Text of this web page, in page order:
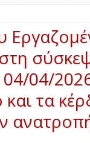
04/
τα